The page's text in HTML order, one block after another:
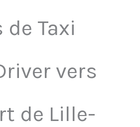
de Taxi
vers
de Lille-